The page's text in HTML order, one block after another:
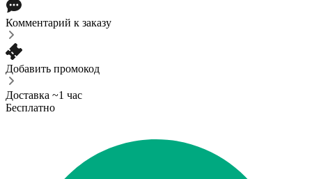
Комментарий к заказу
Добавить промокод
Доставка ~1 час
Бесплатно